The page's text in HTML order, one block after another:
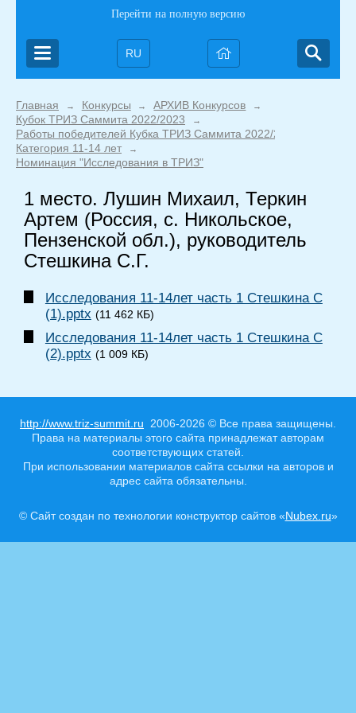
Перейти на полную версию
RU
Главная → Конкурсы → АРХИВ Конкурсов →
Кубок ТРИЗ Саммита 2022/2023 →
Работы победителей Кубка ТРИЗ Саммита 2022/2023
Категория 11-14 лет →
Номинация "Исследования в ТРИЗ"
1 место. Лушин Михаил, Теркин
Артем (Россия, с. Никольское,
Пензенской обл.), руководитель
Стешкина С.Г.
Исследования 11-14лет часть 1 Стешкина С
(1).pptx (11 462 КБ)
Исследования 11-14лет часть 1 Стешкина С
(2).pptx (1 009 КБ)
http://www.triz-summit.ru 2006-2026 © Все права защищены.
Права на материалы этого сайта принадлежат авторам
соответствующих статей.
При использовании материалов сайта ссылки на авторов и
адрес сайта обязательны.
© Сайт создан по технологии конструктор сайтов «Nubex.ru»